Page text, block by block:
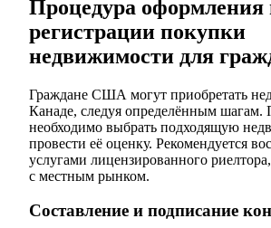
Процедура оформления
регистрации покупки
недвижимости для
Граждане США могут приобретать
Канаде, следуя определённым
необходимо выбрать подходящую
провести её оценку. Рекомендуется
услугами лицензированного
с местным рынком.
Составление и подписание